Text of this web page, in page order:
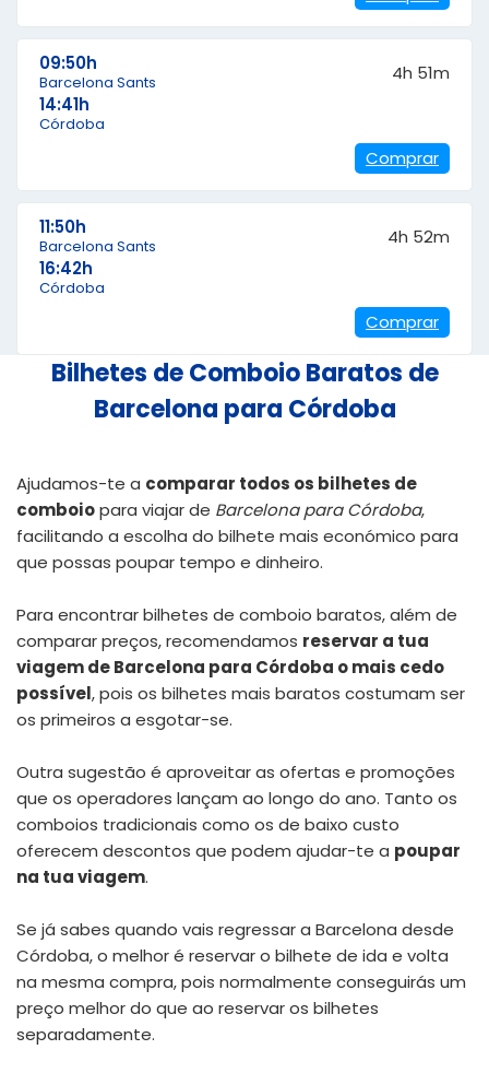
09:50h
Barcelona Sants
14:41h
Córdoba
4h 51m
Comprar
11:50h
Barcelona Sants
16:42h
Córdoba
4h 52m
Comprar
Bilhetes de Comboio Baratos de
Barcelona para Córdoba
Ajudamos-te a comparar todos os bilhetes de
comboiopara viajar de Barcelona para Córdoba,
facilitando a escolha do bilhete mais económico para
que possas poupar tempo e dinheiro.
Para encontrarbilhetes de comboio baratos, além de
comparar preços, recomendamos reservar a tua
viagem de Barcelona para Córdoba o mais cedo
possível, pois os bilhetes mais baratos costumam ser
os primeiros a esgotar-se.
Outra sugestão é aproveitar as ofertas e promoções
que os operadores lançam ao longo do ano. Tanto os
comboios tradicionais como os de baixo custo
oferecem descontos que podem ajudar-te a poupar
na tua viagem.
Se já sabes quando vais regressar a Barcelona desde
Córdoba, o melhor é reservar o bilhete de ida e volta
na mesma compra, pois normalmente conseguirás um
preço melhor do que ao reservar os bilhetes
separadamente.